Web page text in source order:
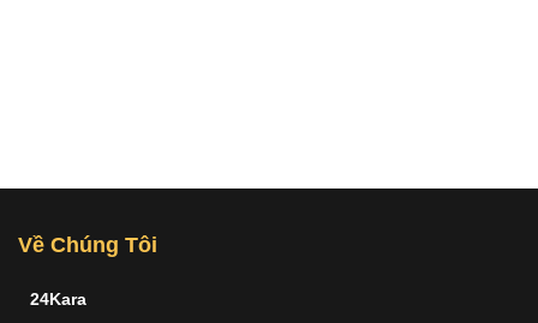
Về Chúng Tôi
24Kara